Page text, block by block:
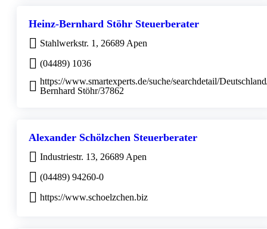
Heinz-Bernhard Stöhr Steuerberater
Stahlwerkstr. 1, 26689 Apen
(04489) 1036
https://www.smartexperts.de/suche/searchdetail/
Bernhard Stöhr/37862
Alexander Schölzchen Steuerberater
Industriestr. 13, 26689 Apen
(04489) 94260-0
https://www.schoelzchen.biz